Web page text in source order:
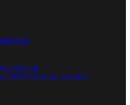
персональных данных